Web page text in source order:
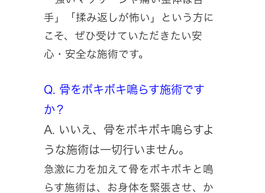
手」「揉み返しが怖い」という方に
こそ、ぜひ受けていただきたい安
心・安全な施術です。
Q. 骨をボキボキ鳴らす施術です
か？
A. いいえ、骨をボキボキ鳴らすよ
うな施術は一切行いません。
急激に力を加えて骨をボキボキと鳴
らす施術は、お身体を緊張させ、か